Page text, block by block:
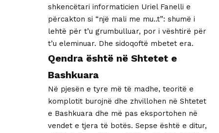
shkencëtari informaticien Uriel Fanelli e
përcakton si “një mali me mu..t”: shumë i
lehtë për t’u grumbulluar, por i vështirë për
t’u eleminuar. Dhe sidoqoftë mbetet era.
Qendra është në Shtetet e
Bashkuara
Në pjesën e tyre më të madhe, teoritë e
komplotit burojnë dhe zhvillohen në Shtetet
e Bashkuara dhe më pas eksportohen në
vendet e tjera të botës. Sepse është e ditur,